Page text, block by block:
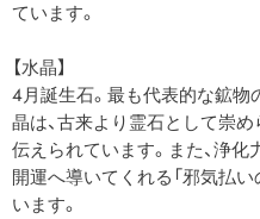
ています。
【水晶】
4月誕生石。最も代表的な鉱物
晶は、古来より霊石として崇
伝えられています。また、浄化
開運へ導いてくれる「邪気払い
います。